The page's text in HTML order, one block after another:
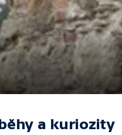
a kuriozity